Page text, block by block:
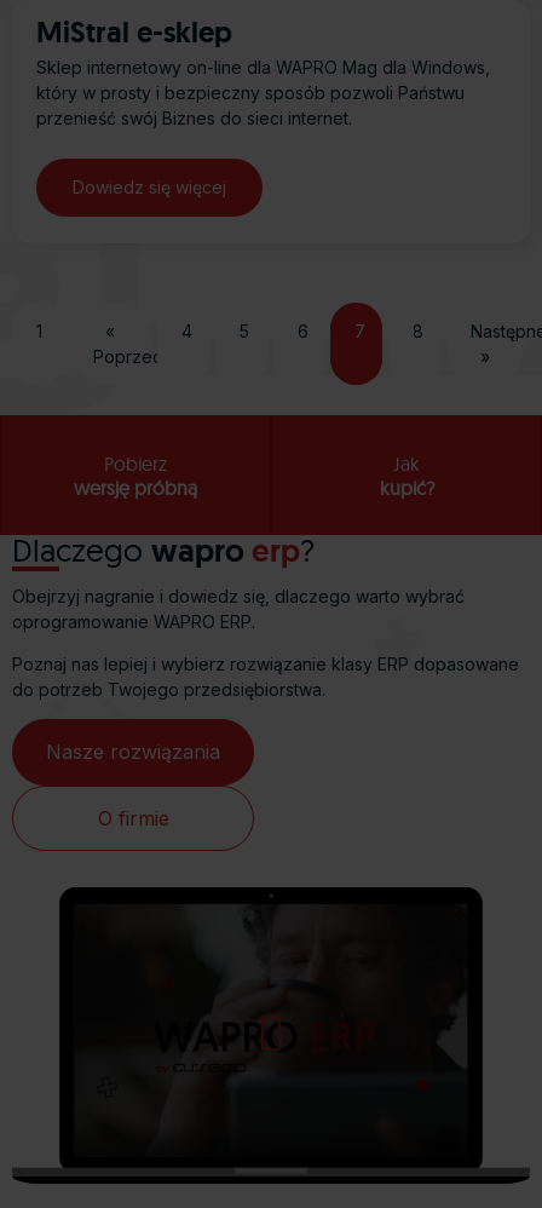
MiStral e-sklep
Sklep internetowy on-line dla WAPRO Mag dla Windows,
który w prosty i bezpieczny sposób pozwoli Państwu
przenieść swój Biznes do sieci internet.
1
«
Poprzednie
4 5 6 7 8
»
Pobierz
wersję próbną
Jak
kupić?
Dlaczego wapro erp?
Obejrzyj nagranie i dowiedz się, dlaczego warto wybrać
oprogramowanie WAPRO ERP.
Poznaj nas lepiej i wybierz rozwiązanie klasy ERP dopasowane
do potrzeb Twojego przedsiębiorstwa.
Nasze rozwiązania
O firmie